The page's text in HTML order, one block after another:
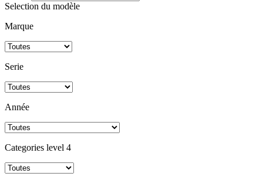
Selection du modèle
Marque
Serie
Année
Categories level 4